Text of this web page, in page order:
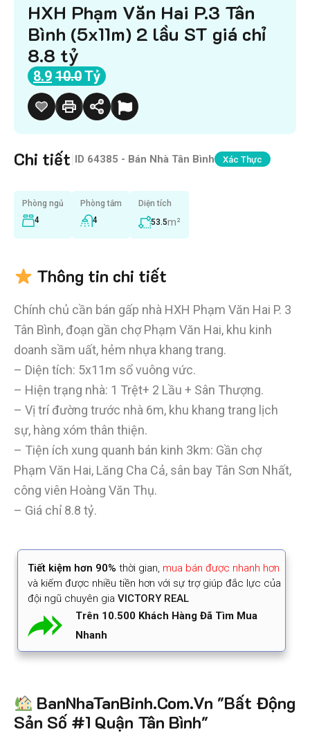
HXH Phạm Văn Hai P.3 Tân
Bình (5x11m) 2 lầu ST giá chỉ
8.8 tỷ
8.9 10.0Tỷ
Chi tiết ID 64385 - Bán Nhà Tân Bình Xác Thực
Phòng ngủ
4
Phòng tắm
4
Diện tích
53.5m²
Thông tin chi tiết
Chính chủ cần bán gấp nhà HXH Phạm Văn Hai P. 3
Tân Bình, đoạn gần chợ Phạm Văn Hai, khu kinh
doanh sầm uất, hẻm nhựa khang trang.
– Diện tích: 5x11m sổ vuông vức.
– Hiện trạng nhà: 1 Trệt+ 2 Lầu + Sân Thượng.
– Vị trí đường trước nhà 6m, khu khang trang lịch
sự, hàng xóm thân thiện.
– Tiện ích xung quanh bán kinh 3km: Gần chợ
Phạm Văn Hai, Lăng Cha Cả, sân bay Tân Sơn Nhất,
công viên Hoàng Văn Thụ.
– Giá chỉ 8.8 tỷ.
Tiết kiệm hơn 90% thời gian, mua bán được nhanh hơn
và kiếm được nhiều tiền hơn với sự trợ giúp đắc lực của
đội ngũ chuyên gia VICTORY REAL
Trên 10.500 Khách Hàng Đã Tìm Mua
Nhanh
BanNhaTanBinh.Com.Vn "Bất Động
Sản Số #1 Quận Tân Bình"